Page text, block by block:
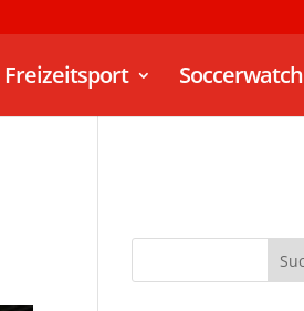
Freizeitsport Soccerwatch